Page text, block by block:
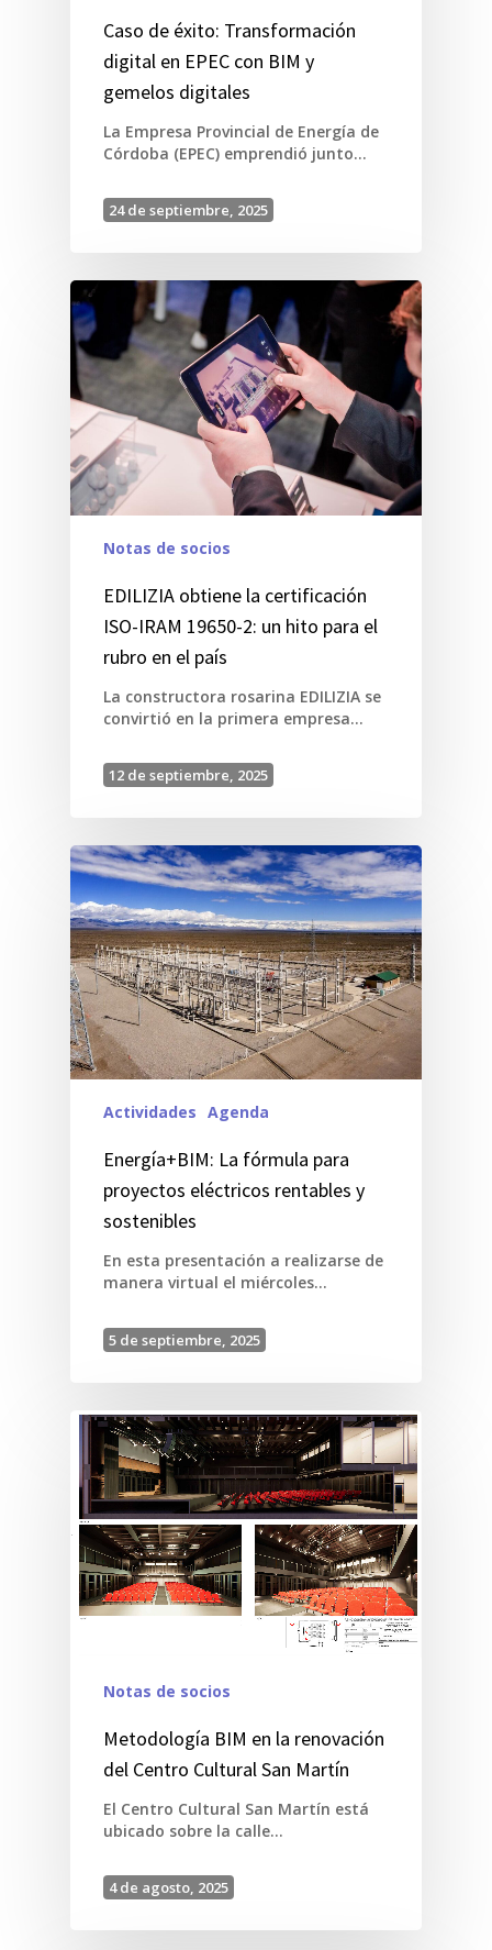
Caso de éxito: Transformación
digital en EPEC con BIM y
gemelos digitales
La Empresa Provincial de Energía de
Córdoba (EPEC) emprendió junto…
24 de septiembre, 2025
Notas de socios
EDILIZIA obtiene la certificación
ISO-IRAM 19650-2: un hito para el
rubro en el país
La constructora rosarina EDILIZIA se
convirtió en la primera empresa…
12 de septiembre, 2025
Actividades Agenda
Energía+BIM: La fórmula para
proyectos eléctricos rentables y
sostenibles
En esta presentación a realizarse de
manera virtual el miércoles…
5 de septiembre, 2025
Notas de socios
Metodología BIM en la renovación
del Centro Cultural San Martín
El Centro Cultural San Martín está
ubicado sobre la calle…
4 de agosto, 2025